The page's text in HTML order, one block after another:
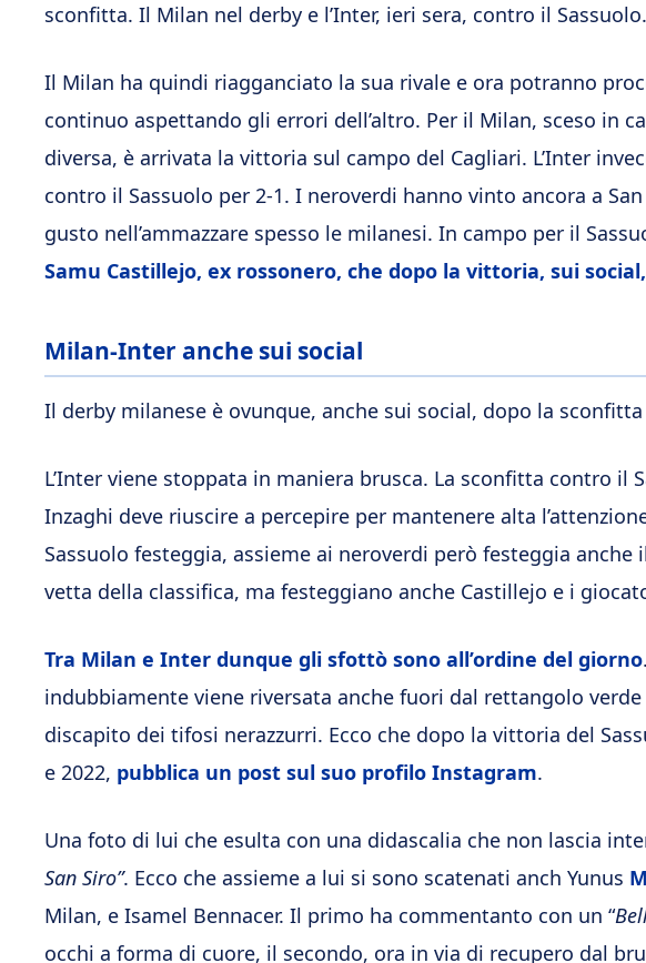
sconfitta. Il Milan nel derby e l’Inter, ieri sera, contro il Sassuolo.
Il Milan ha quindi riagganciato la sua rivale e ora potranno
continuo aspettando gli errori dell’altro. Per il Milan, sceso in
diversa, è arrivata la vittoria sul campo del Cagliari. L’Inter
contro il Sassuolo per 2-1. I neroverdi hanno vinto ancora a
gusto nell’ammazzare spesso le milanesi. In campo per il
Samu Castillejo, ex rossonero, che dopo la vittoria, sui
Milan-Inter anche sui social
Il derby milanese è ovunque, anche sui social, dopo la sconfitta
L’Inter viene stoppata in maniera brusca. La sconfitta contro il
Inzaghi deve riuscire a percepire per mantenere alta
Sassuolo festeggia, assieme ai neroverdi però festeggia
vetta della classifica, ma festeggiano anche Castillejo e i
Tra Milan e Inter dunque gli sfottò sono all’ordine del giorno
indubbiamente viene riversata anche fuori dal rettangolo
discapito dei tifosi nerazzurri. Ecco che dopo la vittoria del
e 2022, pubblica un post sul suo profilo Instagram.
Una foto di lui che esulta con una didascalia che non lascia
San Siro”. Ecco che assieme a lui si sono scatenati anch Yunus
Milan, e Isamel Bennacer. Il primo ha commentanto con un “
occhi a forma di cuore, il secondo, ora in via di recupero dal